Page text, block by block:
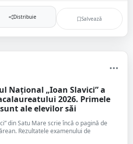
Distribuie Salvează
Național „Ioan Slavici” a
2026. Primele
ale elevilor săi
din Satu Mare scrie încă o pagină de
Rezultatele examenului de